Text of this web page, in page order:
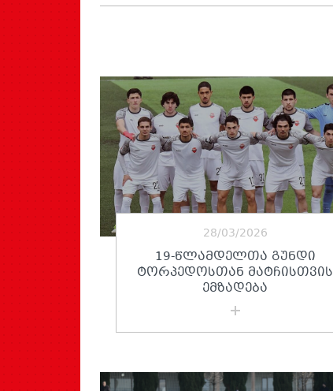
28/03/2026
19-ᲬᲚᲐᲛᲓᲔᲚᲗᲐ ᲒᲣᲜᲓᲘ
ᲢᲝᲠᲞᲔᲓᲝᲡᲗᲐᲜ ᲛᲐᲢᲩᲘᲡᲗᲕᲘᲡ
ᲔᲛᲖᲐᲓᲔᲑᲐ